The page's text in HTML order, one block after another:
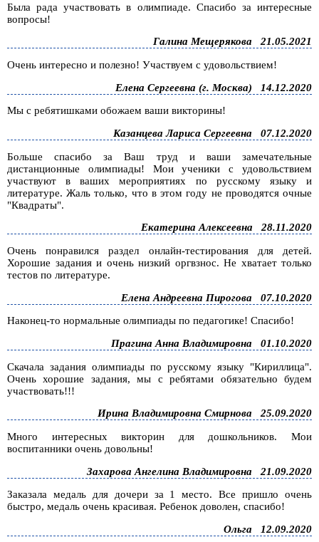
Была рада участвовать в олимпиаде. Спасибо за интересные
вопросы!
Галина Мещерякова21.05.2021
Очень интересно и полезно! Участвуем с удовольствием!
Елена Сергеевна (г. Москва) 14.12.2020
Мы с ребятишками обожаем ваши викторины!
Казанцева Лариса Сергеевна 07.12.2020
Больше спасибо за Ваш труд и ваши замечательные
дистанционные олимпиады! Мои ученики с удовольствием
участвуют в ваших мероприятиях по русскому языку и
литературе. Жаль только, что в этом году не проводятся очные
"Квадраты".
Екатерина Алексеевна28.11.2020
Очень понравился раздел онлайн-тестирования для детей.
Хорошие задания и очень низкий оргвзнос. Не хватает только
тестов по литературе.
Елена Андреевна Пирогова 07.10.2020
Наконец-то нормальные олимпиады по педагогике! Спасибо!
Прагина Анна Владимировна 01.10.2020
Скачала задания олимпиады по русскому языку "Кириллица".
Очень хорошие задания, мы с ребятами обязательно будем
участвовать!!!
Ирина Владимировна Смирнова25.09.2020
Много интересных викторин для дошкольников. Мои
воспитанники очень довольны!
Захарова Ангелина Владимировна 21.09.2020
Заказала медаль для дочери за 1 место. Все пришло очень
быстро, медаль очень красивая. Ребенок доволен, спасибо!
Ольга 12.09.2020